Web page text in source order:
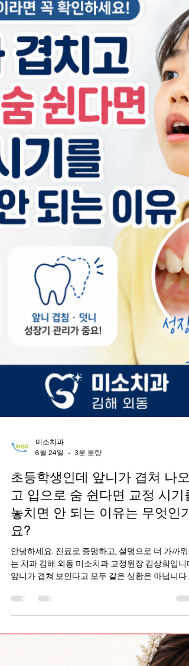
할까요? 교정 상담을 여러 곳에서 받아보신 분들 중
에는 "한 곳에서는 비발치가 가능하다고 했는데 다
곳에서는 발치를 해야 한다고 해서 혼란스럽다"는
씀을 하시는 경우가 있습니다. ​ 치과마다 설명이 다
다 보니 무엇이 맞는 것인지, 누구의 의견을 따라야
하는 것인지 고민이 커질 수밖에 없습니다. ​ 특히 처
음 교정을 시작하는 분들은 발치라는 단어 자체에
담을 느끼기 때문에 더욱 신중해지게 됩니다. 같은
아 상태인데 왜 진단이 다를 수 있을까요? 많은 분
이 교정에는 정답이 하나라고 생각하시지만 실제
정 치료는 단순히 치아 배열만 보고 결정되지 않습
다. ​ 치아가 얼마나 겹쳐 있는지, 잇몸뼈의 두께는 충
분한지, 입술의 돌출 정도는 어떤지, 웃을 때 보이는
모습은 어떤지, 얼굴 옆모습의 균형
미소치과
6월 24일
3분 분량
초등학생인데 앞니가 겹쳐 나오
고 입으로 숨 쉰다면 교정 시기
놓치면 안 되는 이유는 무엇인가
요?
안녕하세요. 진료로 증명하고, 설명으로 더 가까워